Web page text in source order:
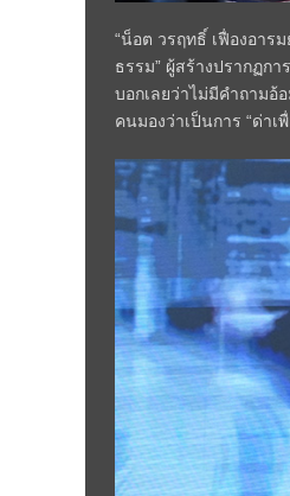
“น็อต วรฤทธิ์ เฟื่องอาร
ธรรม” ผู้สร้างปรากฏก
บอกเลยว่าไม่มีคำถามอ้
คนมองว่าเป็นการ “ด่า